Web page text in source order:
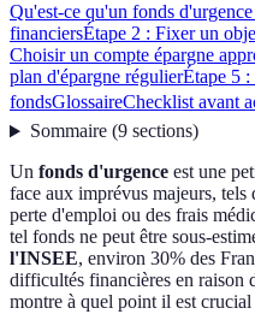
Qu'est-ce qu'un fonds d'urgence
financiersÉtape 2 : Fixer un
Choisir un compte épargne
plan d'épargne régulierÉtape 5
fondsGlossaireChecklist avant
Sommaire(9 sections)
Un fonds d'urgence est une
face aux imprévus majeurs, tels
perte d'emploi ou des frais
tel fonds ne peut être sous-
l'INSEE, environ 30% des
difficultés financières en raison
montre à quel point il est crucial